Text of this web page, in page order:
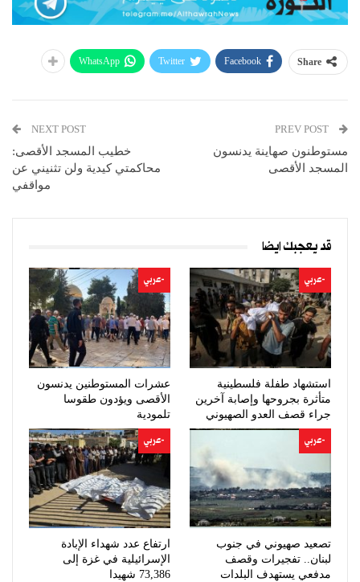
Share
Facebook
Twitter
WhatsApp
مستوطنون صهاينة يدنسون
المسجد الأقصى
NEXT POST
خطيب المسجد الأقصى:
محاكمتي كيدية ولن تثنيني عن
مواقفي
قد يعجبك ايضا
-عربي
استشهاد طفلة فلسطينية
متأثرة بجروحها وإصابة آخرين
جراء قصف العدو الصهيوني
غزة
-عربي
عشرات المستوطنين يدنسون
الأقصى ويؤدون طقوسا
تلمودية
-عربي
تصعيد صهيوني في جنوب
لبنان.. تفجيرات وقصف
مدفعي يستهدف البلدات
-عربي
ارتفاع عدد شهداء الإبادة
الإسرائيلية في غزة إلى
73,386 شهيدا